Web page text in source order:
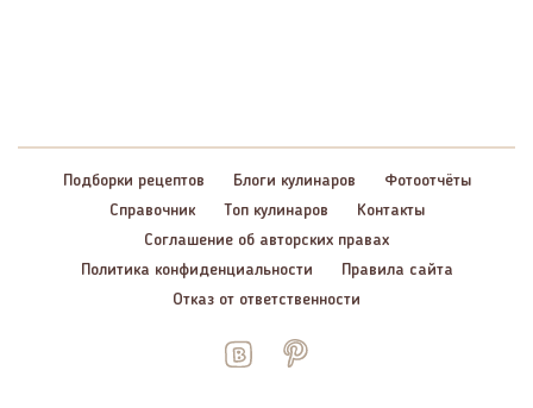
Подборки рецептов Блоги кулинаров
Фотоотчёты
Справочник
Топ кулинаров
Контакты
Соглашение об авторских правах
Политика конфиденциальности
Правила сайта
Отказ от ответственности